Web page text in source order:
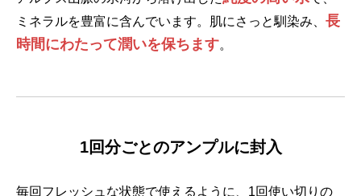
ミネラルを豊富に含んでいます。肌にさっと馴染み、 長
時間にわたって潤いを保ちます。
1回分ごとのアンプルに封入
毎回フレッシュな状態で使えるように、1回使い切りの